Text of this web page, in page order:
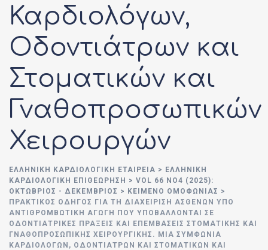
Καρδιολόγων,
Οδοντιάτρων και
Στοματικών και
Γναθοπροσωπικών
Χειρουργών
ΕΛΛΗΝΙΚΉ ΚΑΡΔΙΟΛΟΓΙΚΉ ΕΤΑΙΡΕΊΑ > ΕΛΛΗΝΙΚΗ
ΚΑΡΔΙΟΛΟΓΙΚΗ ΕΠΙΘΕΩΡΗΣΗ > VOL 66 ΝΟ4 (2025):
ΟΚΤΏΒΡΙΟΣ - ΔΕΚΈΜΒΡΙΟΣ > ΚΕΙΜΕΝΟ ΟΜΟΦΩΝΙΑΣ >
ΠΡΑΚΤΙΚΌΣ ΟΔΗΓΌΣ ΓΙΑ ΤΗ ΔΙΑΧΕΊΡΙΣΗ ΑΣΘΕΝΏΝ ΥΠΌ
ΑΝΤΙΘΡΟΜΒΩΤΙΚΉ ΑΓΩΓΉ ΠΟΥ ΥΠΟΒΆΛΛΟΝΤΑΙ ΣΕ
ΟΔΟΝΤΙΑΤΡΙΚΈΣ ΠΡΆΞΕΙΣ ΚΑΙ ΕΠΕΜΒΆΣΕΙΣ ΣΤΟΜΑΤΙΚΉΣ ΚΑΙ
ΓΝΑΘΟΠΡΟΣΩΠΙΚΉΣ ΧΕΙΡΟΥΡΓΙΚΉΣ. ΜΙΑ ΣΥΜΦΩΝΊΑ
ΚΑΡΔΙΟΛΌΓΩΝ, ΟΔΟΝΤΙΆΤΡΩΝ ΚΑΙ ΣΤΟΜΑΤΙΚΏΝ ΚΑΙ